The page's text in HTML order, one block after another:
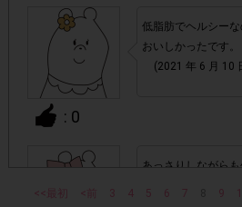
だくこともあります。
・スマートフォン、携帯電話、タブ
て、機種によってはアンケートに回
ます。
▼ポイント付与対象外
・ 上記参加条件(対象商品・回答
: 0
低脂肪でヘルシー
おいしかったです。
(2021 年 6 月 10
あっさりしながら
<<最初 <前 3 4 5 6 7 9